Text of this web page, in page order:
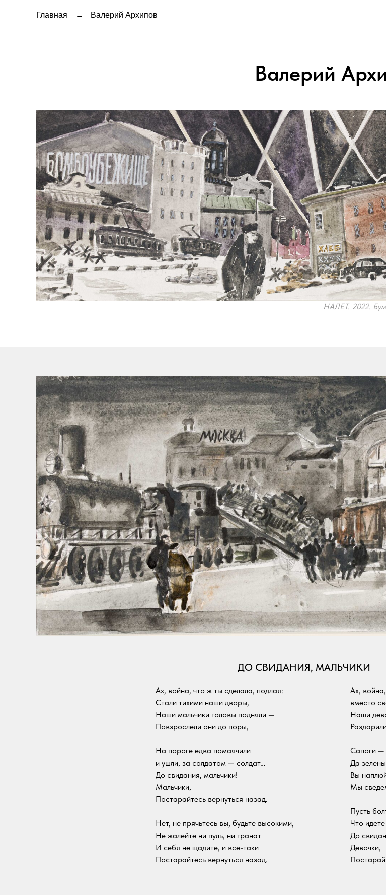
Главная Валерий Архипов
→
Валерий
НАЛЕТ. 2022.
ДО СВИДАНИЯ, МАЛЬЧИКИ
Ах, война, что ж ты сделала, подлая:
Стали тихими наши дворы,
Наши мальчики головы подняли —
Повзрослели они до поры,
На пороге едва помаячили
и ушли, за солдатом — солдат…
До свидания, мальчики!
Мальчики,
Постарайтесь вернуться назад.
Нет, не прячьтесь вы, будьте высокими,
Не жалейте ни пуль, ни гранат
И себя не щадите, и все-таки
Постарайтесь вернуться назад.
Ах,
вместо
Наши
Сапоги —
Да
Вы
Мы
Пусть
Что
До
Девочки,